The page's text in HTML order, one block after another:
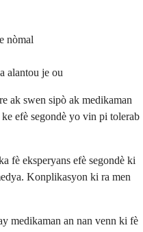
nòmal
alantou je ou
ak swen sipò ak medikaman
efè segondè yo vin pi tolerab
fè eksperyans efè segondè ki
Konplikasyon ki ra men
medikaman an nan venn ki fè